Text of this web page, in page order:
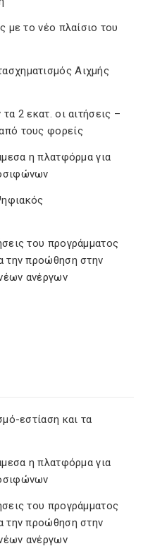
με το νέο πλαίσιο του
Αιχμής
2 εκατ. οι αιτήσεις –
τους φορείς
η πλατφόρμα για
του προγράμματος
την προώθηση στην
ανέργων
εστίαση και τα
η πλατφόρμα για
του προγράμματος
την προώθηση στην
ανέργων